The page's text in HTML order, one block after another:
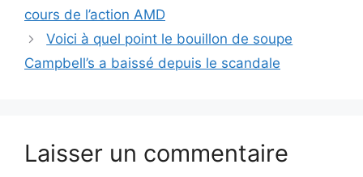
cours de l’action AMD
Voici à quel point le bouillon de soupe
Campbell’s a baissé depuis le scandale
Laisser un commentaire